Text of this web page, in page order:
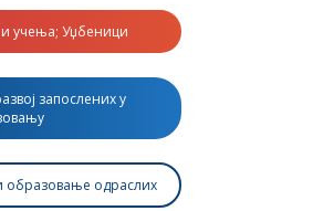
учења; Уџбеници
запослених у
образовање одраслих